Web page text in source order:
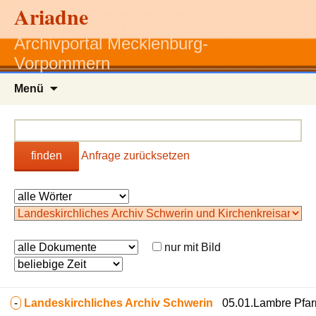
Ariadne
Archivportal Mecklenburg-
Vorpommern
Menü
finden Anfrage zurücksetzen
nur mit Bild
- Landeskirchliches Archiv Schwerin 05.01.Lambre